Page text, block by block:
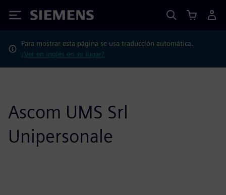
Siemens
Para mostrar esta página se usa traducción automática.
¿Ver en inglés en su lugar?
Ascom UMS Srl
Unipersonale